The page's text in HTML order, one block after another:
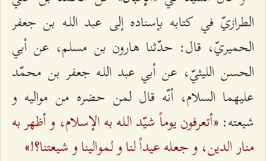
الطرازيّ في كتابه بإسناده إلى عبد اللـه بن جعفر
الحميريّ، قال: حدّثنا هارون بن مسلم، عن أبي
الحسن الليثيّ، عن أبي عبد اللـه جعفر بن محمّد
عليهما السلام، أنّه قال لمن حضره من مواليه و
شيعته: «أتعرفون يوماً شيّد اللـه به الإسلام، و أظهر به
منار الدين، و جعله عيداً لنا و لموالينا و شيعتنا؟!»